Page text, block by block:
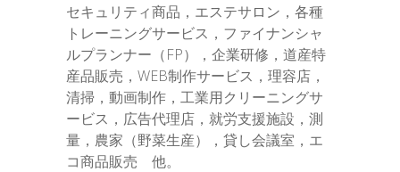
セキュリティ商品，エステサロン，各種
トレーニングサービス，ファイナンシャ
ルプランナー（FP），企業研修，道産特
産品販売，WEB制作サービス，理容店，
清掃，動画制作，工業用クリーニングサ
ービス，広告代理店，就労支援施設，測
量，農家（野菜生産），貸し会議室，エ
コ商品販売 他。